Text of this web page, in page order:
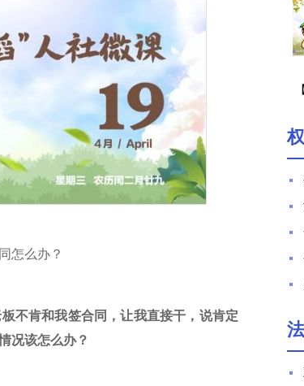
怎么办？
不肯和我签合同，让我直接干，说肯定
况该怎么办？